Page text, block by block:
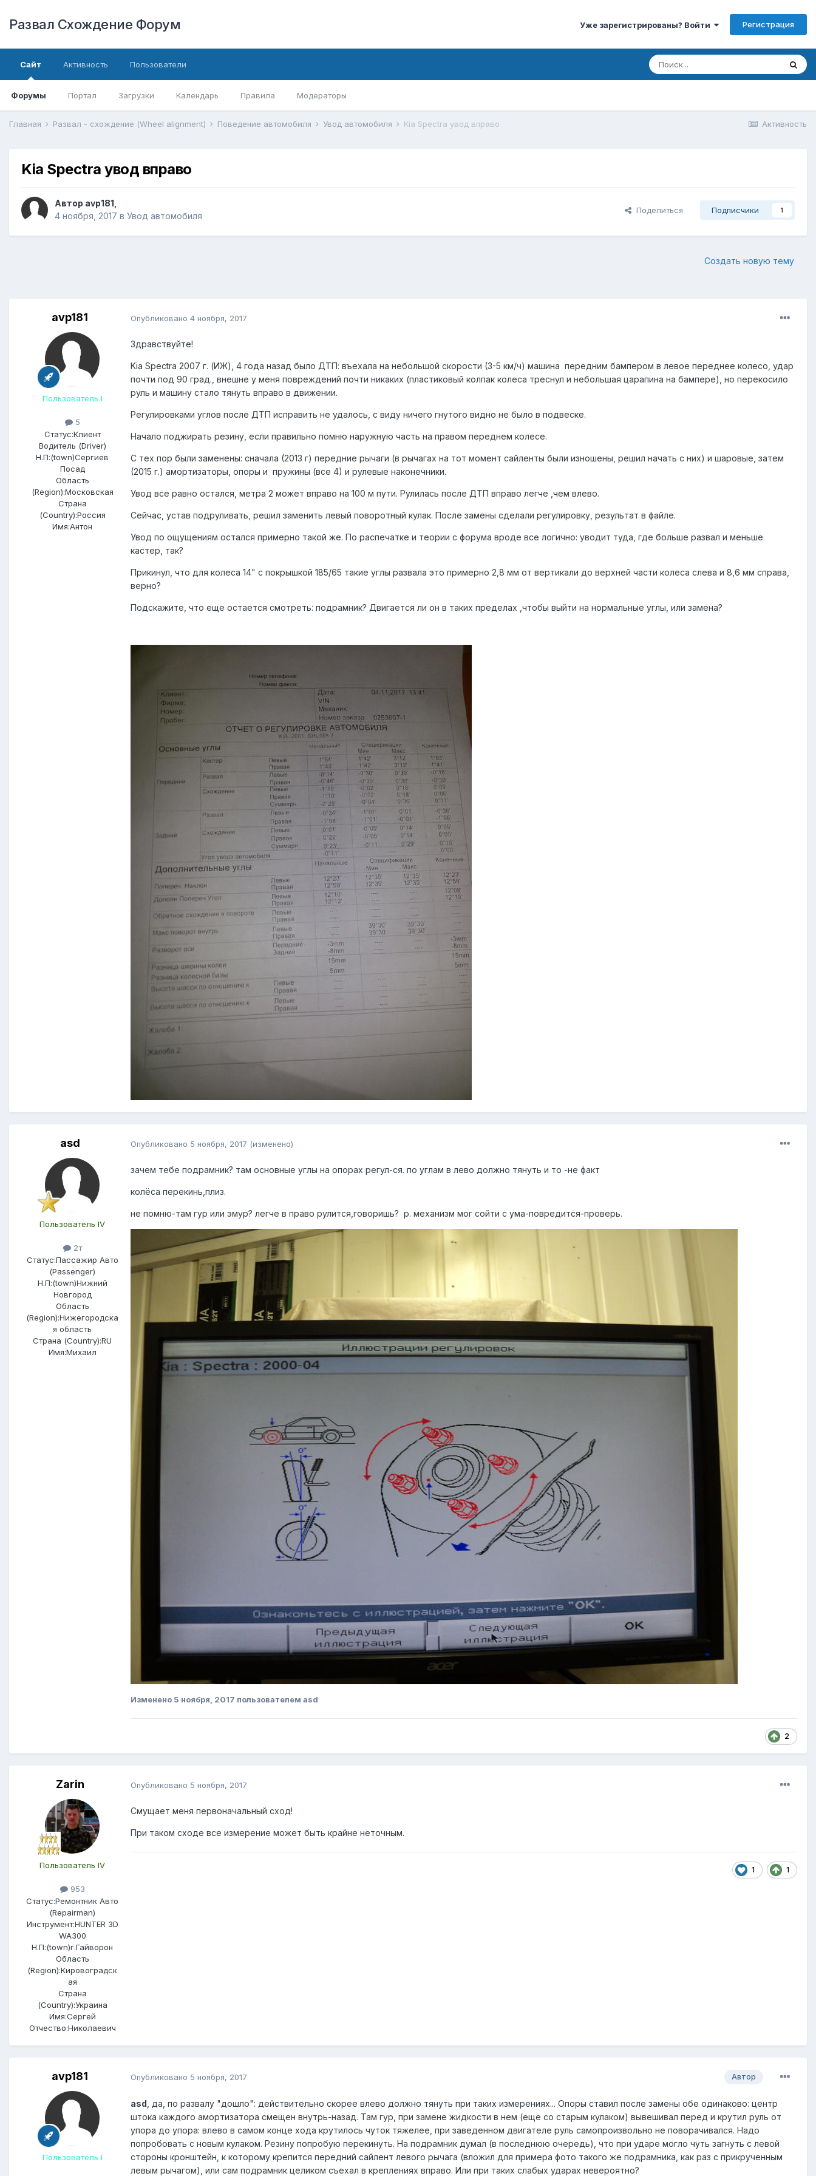
Развал Схождение Форум Уже зарегистрированы? Войти Регистрация
Сайт
Форумы Портал Загрузки Календарь Правила Модераторы
Активность Пользователи
Активность
Главная Развал - схождение (Wheel alignment) Поведение автомобиля Увод автомобиля Kia Spectra увод вправо
Kia Spectra увод вправо
Автор avp181
4 ноября, 2017 в Увод автомобиля
Поделиться Подписчики 1
Создать новую тему
avp181
Пользователь I
5
Статус:Клиент
Водитель (Driver)
Н.П:(town)Сергиев
Посад
Область
(Region):Московская
Страна
(Country):Россия
Имя:Антон
Опубликовано 4 ноября, 2017
Здравствуйте!
Kia Spectra 2007 г. (ИЖ), 4 года назад было ДТП: въехала на небольшой скорости (3-5 км/ч) машина передним бампером в левое переднее колесо, удар
почти под 90 град., внешне у меня повреждений почти никаких (пластиковый колпак колеса треснул и небольшая царапина на бампере), но перекосило
руль и машину стало тянуть вправо в движении.
Регулировками углов после ДТП исправить не удалось, с виду ничего гнутого видно не было в подвеске.
Начало поджирать резину, если правильно помню наружную часть на правом переднем колесе.
С тех пор были заменены: сначала (2013 г) передние рычаги (в рычагах на тот момент сайленты были изношены, решил начать с них) и шаровые, затем
(2015 г.) амортизаторы, опоры и пружины (все 4) и рулевые наконечники.
Увод все равно остался, метра 2 может вправо на 100 м пути. Рулилась после ДТП вправо легче ,чем влево.
Сейчас, устав подруливать, решил заменить левый поворотный кулак. После замены сделали регулировку, результат в файле.
Увод по ощущениям остался примерно такой же. По распечатке и теории с форума вроде все логично: уводит туда, где больше развал и меньше
кастер, так?
Прикинул, что для колеса 14" с покрышкой 185/65 такие углы развала это примерно 2,8 мм от вертикали до верхней части колеса слева и 8,6 мм справа,
верно?
Подскажите, что еще остается смотреть: подрамник? Двигается ли он в таких пределах ,чтобы выйти на нормальные углы, или замена?
asd
Пользователь IV
2т
Статус:Пассажир Авто
(Passenger)
Н.П:(town)Нижний
Новгород
Область
(Region):Нижегородска
я область
Страна (Country):RU
Имя:Михаил
Опубликовано 5 ноября, 2017 (изменено)
зачем тебе подрамник? там основные углы на опорах регул-ся. по углам в лево должно тянуть и то -не факт
колёса перекинь,плиз.
не помню-там гур или эмур? легче в право рулится,говоришь? р. механизм мог сойти с ума-повредится-проверь.
Изменено 5 ноября, 2017 пользователем asd
2
Zarin
Пользователь IV
953
Статус:Ремонтник Авто
(Repairman)
Инструмент:HUNTER 3D
WA300
Н.П:(town)г.Гайворон
Область
(Region):Кировоградск
ая
Страна
(Country):Украина
Имя:Сергей
Отчество:Николаевич
Опубликовано 5 ноября, 2017
Смущает меня первоначальный сход!
При таком сходе все измерение может быть крайне неточным.
1 1
avp181
Пользователь I
Автор
Опубликовано 5 ноября, 2017
asd , да, по развалу "дошло": действительно скорее влево должно тянуть при таких измерениях... Опоры ставил после замены обе одинаково: центр
штока каждого амортизатора смещен внутрь-назад. Там гур, при замене жидкости в нем (еще со старым кулаком) вывешивал перед и крутил руль от
упора до упора: влево в самом конце хода крутилось чуток тяжелее, при заведенном двигателе руль самопроизвольно не поворачивался. Надо
попробовать с новым кулаком. Резину попробую перекинуть. На подрамник думал (в последнюю очередь), что при ударе могло чуть загнуть с левой
стороны кронштейн, к которому крепится передний сайлент левого рычага (вложил для примера фото такого же подрамника, как раз с прикрученным
левым рычагом), или сам подрамник целиком съехал в креплениях вправо. Или при таких слабых ударах невероятно?